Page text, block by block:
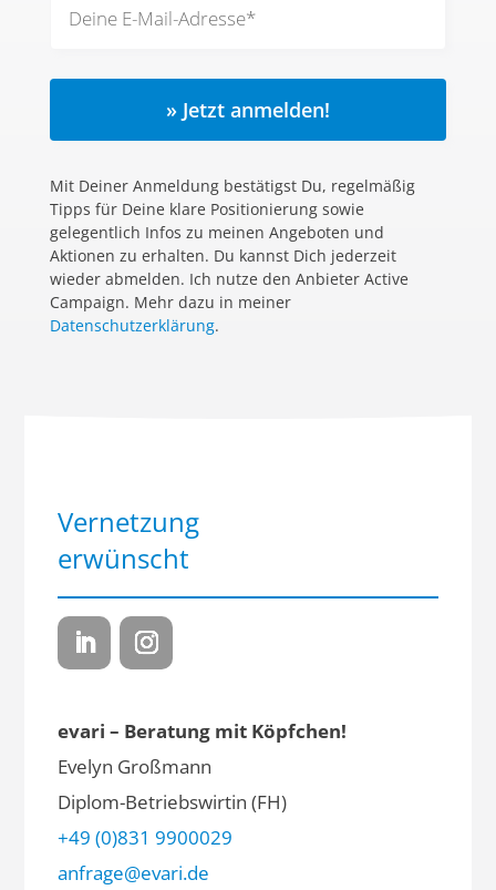
» Jetzt anmelden!
Mit Deiner Anmeldung bestätigst Du, regelmäßig
Tipps für Deine klare Positionierung sowie
gelegentlich Infos zu meinen Angeboten und
Aktionen zu erhalten. Du kannst Dich jederzeit
wieder abmelden. Ich nutze den Anbieter Active
Campaign. Mehr dazu in meiner
Datenschutzerklärung.
Vernetzung
erwünscht
evari – Beratung mit Köpfchen!
Evelyn Großmann
Diplom-Betriebswirtin (FH)
+49 (0)831 9900029
anfrage@evari.de